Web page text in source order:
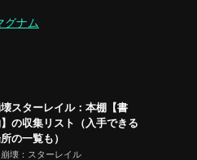
グナム
スターレイル：本棚【書
の収集リスト（入手できる
の一覧も）
崩壊：スターレイル